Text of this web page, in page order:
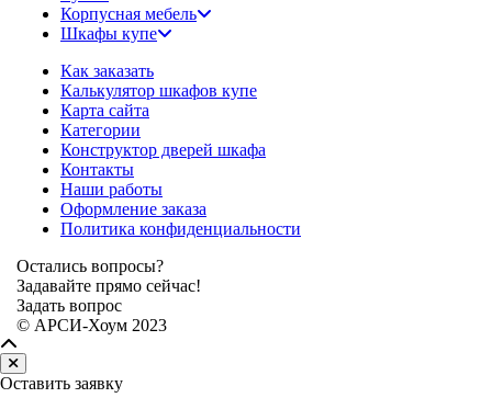
Корпусная мебель
Шкафы купе
Как заказать
Калькулятор шкафов купе
Карта сайта
Категории
Конструктор дверей шкафа
Контакты
Наши работы
Оформление заказа
Политика конфиденциальности
Остались вопросы?
Задавайте прямо сейчас!
Задать вопрос
© АРСИ-Хоум 2023
Оставить заявку